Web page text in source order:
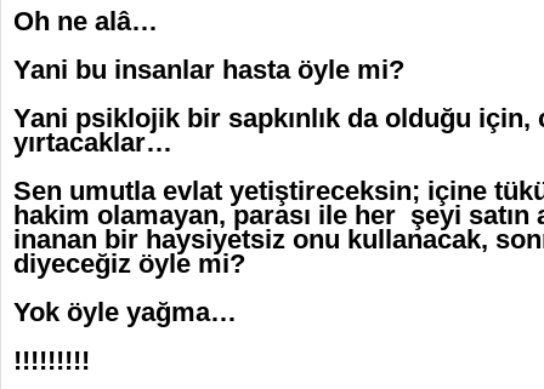
Oh ne alâ…
Yani bu insanlar hasta öyle mi?
Yani psiklojik bir sapkınlık da olduğu için,
yırtacaklar…
Sen umutla evlat yetiştireceksin; içine
hakim olamayan, parası ile her şeyi satın
inanan bir haysiyetsiz onu kullanacak,
diyeceğiz öyle mi?
Yok öyle yağma…
!!!!!!!!!